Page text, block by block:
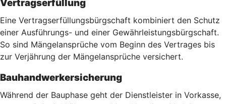
Vertragserfüllung
Eine Vertragserfüllungsbürgschaft kombiniert den Schutz
einer Ausführungs- und einer Gewährleistungsbürgschaft.
So sind Mängelansprüche vom Beginn des Vertrages bis
zur Verjährung der Mängelansprüche versichert.
Bauhandwerkersicherung
Während der Bauphase geht der Dienstleister in Vorkasse,